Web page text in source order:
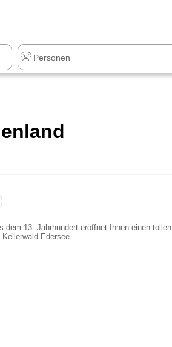
dem 13. Jahrhundert eröffnet Ihnen einen tollen
Edersee.